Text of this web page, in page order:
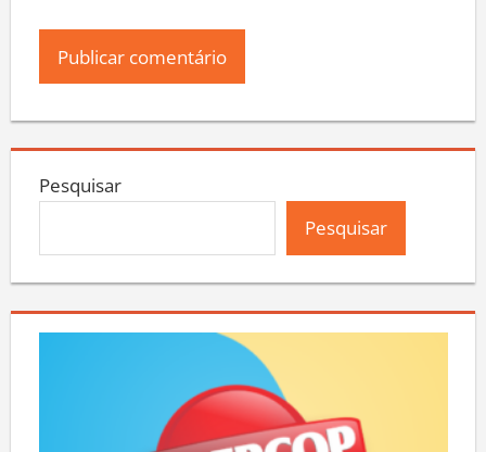
Pesquisar
Pesquisar